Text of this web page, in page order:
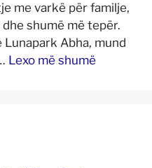
me varkë për familje,
shumë më tepër.
Abha, mund
Lexo më shumë